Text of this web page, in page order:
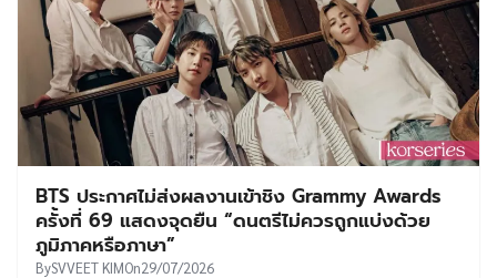
BTS ประกาศไม่ส่งผลงานเข้าชิง Grammy Awards
ครั้งที่ 69 แสดงจุดยืน “ดนตรีไม่ควรถูกแบ่งด้วย
ภูมิภาคหรือภาษา”
BySVVEET KIMOn29/07/2026